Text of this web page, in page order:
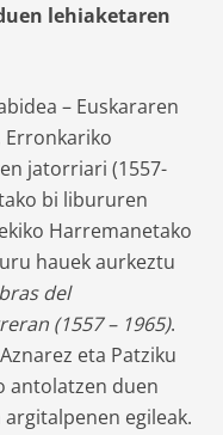
lehiaketaren
– Euskararen
jatorriari (1557-
bi libururen
Harremanetako
hauek aurkeztu
del
(1557 – 1965).
eta Patziku
antolatzen duen
egileak.